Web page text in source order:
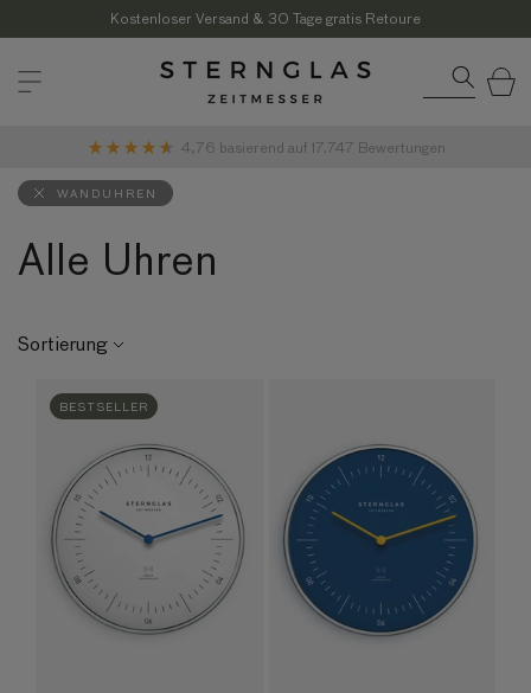
Inhalt
Kostenloser Versand & 30 Tage gratis Retoure
4,76 basierend auf 17.747 Bewertungen
WANDUHREN
Alle Uhren
Sortierung
BESTSELLER